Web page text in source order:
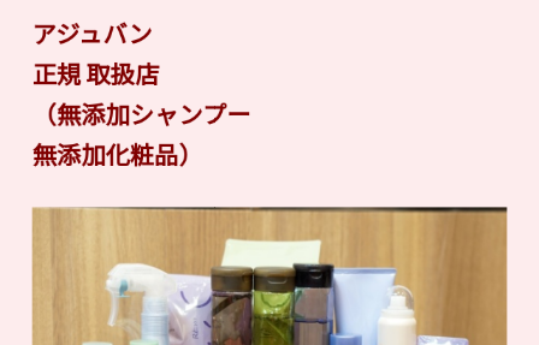
アジュバン
正規 取扱店
（無添加シャンプー
無添加化粧品）